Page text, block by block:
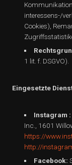
interessens-/
Cookies),
1 lit. f. DSGVO).
Eingesetzte
Instagram :
Inc., 1601
https://
http://
Facebook: